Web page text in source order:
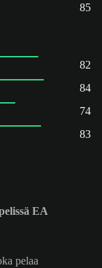
85
82
84
74
83
EA
pelaa